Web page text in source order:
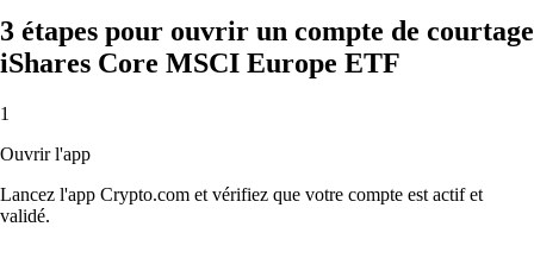
3 étapes pour ouvrir un compte de courtage
iShares Core MSCI Europe ETF
1
Ouvrir l'app
Lancez l'app Crypto.com et vérifiez que votre compte est actif et
validé.